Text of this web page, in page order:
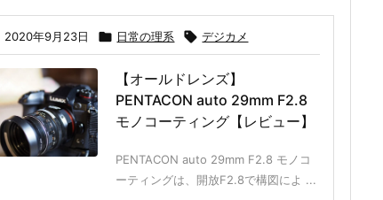
2020年9月23日  日常の理系  デジカメ
【オールドレンズ】
PENTACON auto 29mm F2.8
モノコーティング【レビュー】
PENTACON auto 29mm F2.8 モノコ
ーティングは、開放F2.8で構図によ ...